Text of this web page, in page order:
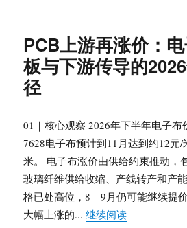
期
再
上
长
协、
DRAM
结
构
涨
价、
NAND
PCB上游再涨价：
板与下游传导的
径
01｜核心观察 2026年下半年电子布
7628电子布预计到11月达到约12元
米。 电子布涨价由供给约束推动，
玻璃纤维供给收缩、产线转产和产
格已处高位，8—9月仍可能继续提
大幅上涨的...继续阅读“PCB上游再